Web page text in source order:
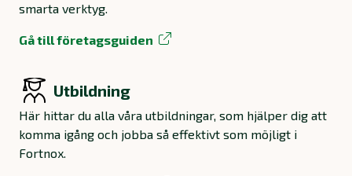
smarta verktyg.
Gå till företagsguiden
Utbildning
Här hittar du alla våra utbildningar, som hjälper dig att
komma igång och jobba så effektivt som möjligt i
Fortnox.